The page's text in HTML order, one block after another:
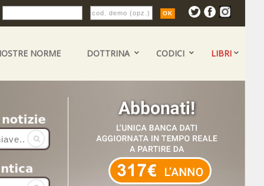
NORME DOTTRINA CODICI LIBRI